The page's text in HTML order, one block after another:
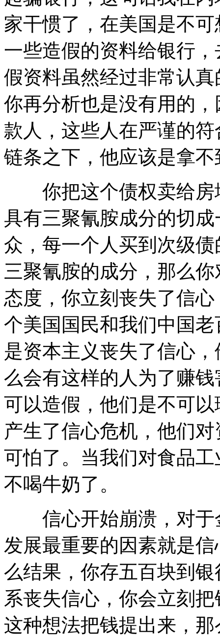
家干惯了，在美国是不
一些造假的资料给银行
假资料虽然经过非常认
你再分析也是没有用的
款人，这些人在严谨的
链条之下，他应该是拿
你把这个债权卖给房
具有三聚氰胺成分的切
众，每一个人买到次级
三聚氰胺的成分，那么
态度，你立刻丧失了信
个美国国民和我们中国
是资本主义丧失了信心
么会有这样的人为了赚
可以造假，他们是不可
产生了信心危机，他们
可怕了。当我们对食品
不喝牛奶了。
信心开始崩溃，对于
发展最重要的因素就是
么结果，你存五百块到
系丧失信心，你会立刻
这种想法把钱提出来，